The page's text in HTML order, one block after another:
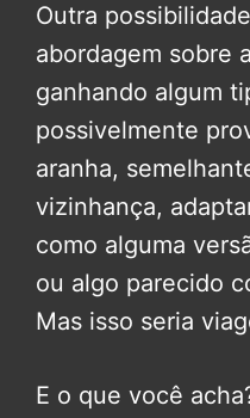
Outra
abordagem sobre
ganhando algum
possivelmente
aranha,
vizinhança,
como alguma
ou algo parecido
Mas isso seria
E o que você